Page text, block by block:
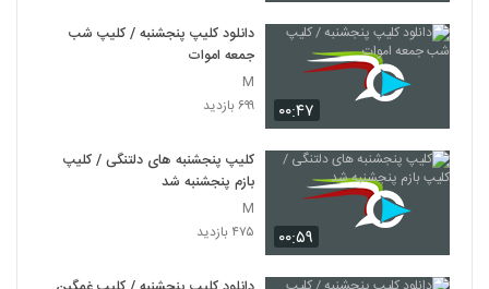
۰۰:۴۷
دانلود کلیپ پنجشنبه / کلیپ شب
جمعه اموات
M
۶۹۹ بازدید
۰۰:۵۹
کلیپ پنجشنبه های دلتنگی / کلیپ
بازم پنجشنبه شد
M
۴۷۵ بازدید